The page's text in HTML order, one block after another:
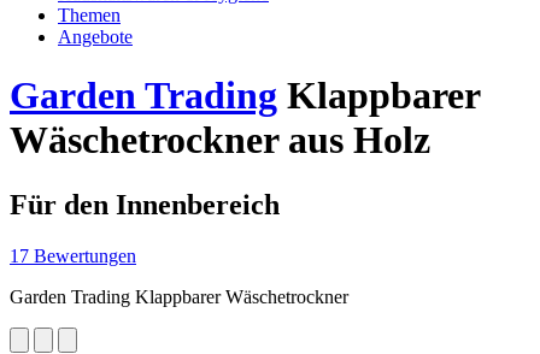
Themen
Angebote
Garden Trading Klappbarer
Wäschetrockner aus Holz
Für den Innenbereich
17 Bewertungen
Garden Trading Klappbarer Wäschetrockner